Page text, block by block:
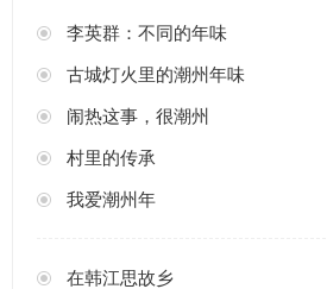
李英群：不同的年味
古城灯火里的潮州年味
闹热这事，很潮州
村里的传承
我爱潮州年
在韩江思故乡